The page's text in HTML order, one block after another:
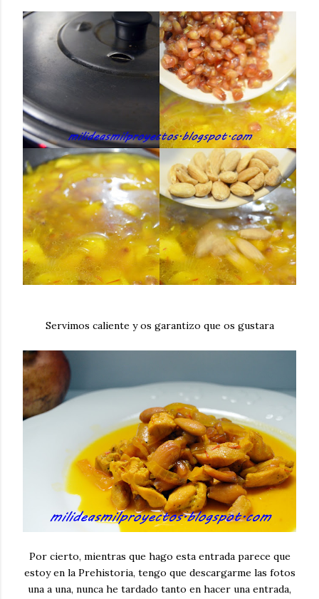
Servimos caliente y os garantizo que os gustara
Por cierto, mientras que hago esta entrada parece que
estoy en la Prehistoria, tengo que descargarme las fotos
una a una, nunca he tardado tanto en hacer una entrada,